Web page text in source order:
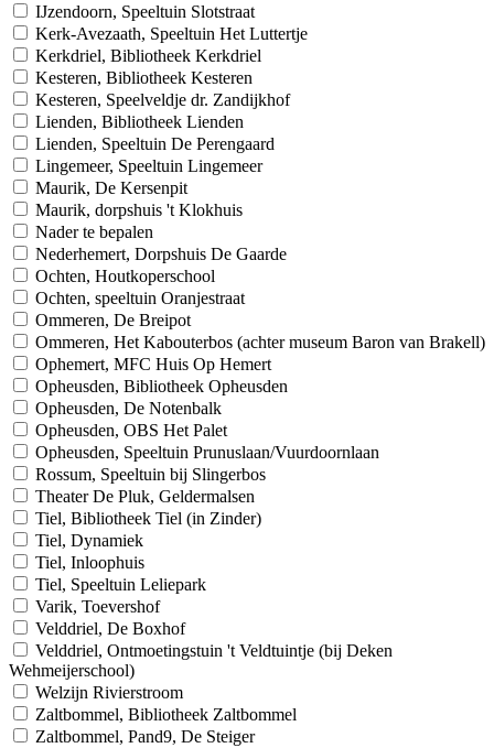
IJzendoorn, Speeltuin Slotstraat
Kerk-Avezaath, Speeltuin Het Luttertje
Kerkdriel, Bibliotheek Kerkdriel
Kesteren, Bibliotheek Kesteren
Kesteren, Speelveldje dr. Zandijkhof
Lienden, Bibliotheek Lienden
Lienden, Speeltuin De Perengaard
Lingemeer, Speeltuin Lingemeer
Maurik, De Kersenpit
Maurik, dorpshuis 't Klokhuis
Nader te bepalen
Nederhemert, Dorpshuis De Gaarde
Ochten, Houtkoperschool
Ochten, speeltuin Oranjestraat
Ommeren, De Breipot
Ommeren, Het Kabouterbos (achter museum Baron van Brakell)
Ophemert, MFC Huis Op Hemert
Opheusden, Bibliotheek Opheusden
Opheusden, De Notenbalk
Opheusden, OBS Het Palet
Opheusden, Speeltuin Prunuslaan/Vuurdoornlaan
Rossum, Speeltuin bij Slingerbos
Theater De Pluk, Geldermalsen
Tiel, Bibliotheek Tiel (in Zinder)
Tiel, Dynamiek
Tiel, Inloophuis
Tiel, Speeltuin Leliepark
Varik, Toevershof
Velddriel, De Boxhof
Velddriel, Ontmoetingstuin 't Veldtuintje (bij Deken
Wehmeijerschool)
Welzijn Rivierstroom
Zaltbommel, Bibliotheek Zaltbommel
Zaltbommel, Pand9, De Steiger